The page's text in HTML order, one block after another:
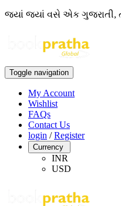
જ્યાં જ્યાં વસે એક ગુજરાતી,
Toggle navigation
My Account
Wishlist
FAQs
Contact Us
login /Register
Currency
INR
USD